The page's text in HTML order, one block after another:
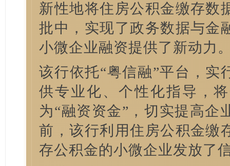
新性地将住房公积金缴存数
批中，实现了政务数据与金
小微企业融资提供了新动力
该行依托“粤信融”平台，实
供专业化、个性化指导，
为“融资资金”，切实提高企
前，该行利用住房公积金缴
存公积金的小微企业发放了